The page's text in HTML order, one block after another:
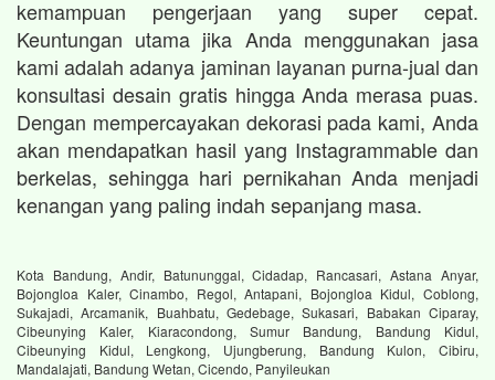
kemampuan pengerjaan yang super cepat.
Keuntungan utama jika Anda menggunakan jasa
kami adalah adanya jaminan layanan purna-jual dan
konsultasi desain gratis hingga Anda merasa puas.
Dengan mempercayakan dekorasi pada kami, Anda
akan mendapatkan hasil yang Instagrammable dan
berkelas, sehingga hari pernikahan Anda menjadi
kenangan yang paling indah sepanjang masa.
Kota Bandung, Andir, Batununggal, Cidadap, Rancasari, Astana Anyar,
Bojongloa Kaler, Cinambo, Regol, Antapani, Bojongloa Kidul, Coblong,
Sukajadi, Arcamanik, Buahbatu, Gedebage, Sukasari, Babakan Ciparay,
Cibeunying Kaler, Kiaracondong, Sumur Bandung, Bandung Kidul,
Cibeunying Kidul, Lengkong, Ujungberung, Bandung Kulon, Cibiru,
Mandalajati, Bandung Wetan, Cicendo, Panyileukan